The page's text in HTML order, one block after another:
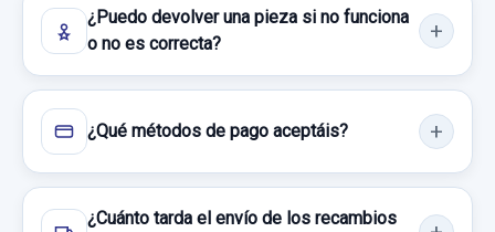
Consultar por whatsapp
¿Puedo devolver una pieza si no funciona
o no es correcta?
¿Qué métodos de pago aceptáis?
¿Cuánto tarda el envío de los recambios